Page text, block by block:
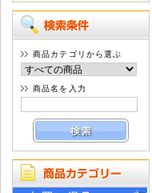
商品カテゴリから選ぶ
商品名を入力